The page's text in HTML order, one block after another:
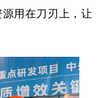
用在刀刃上，让